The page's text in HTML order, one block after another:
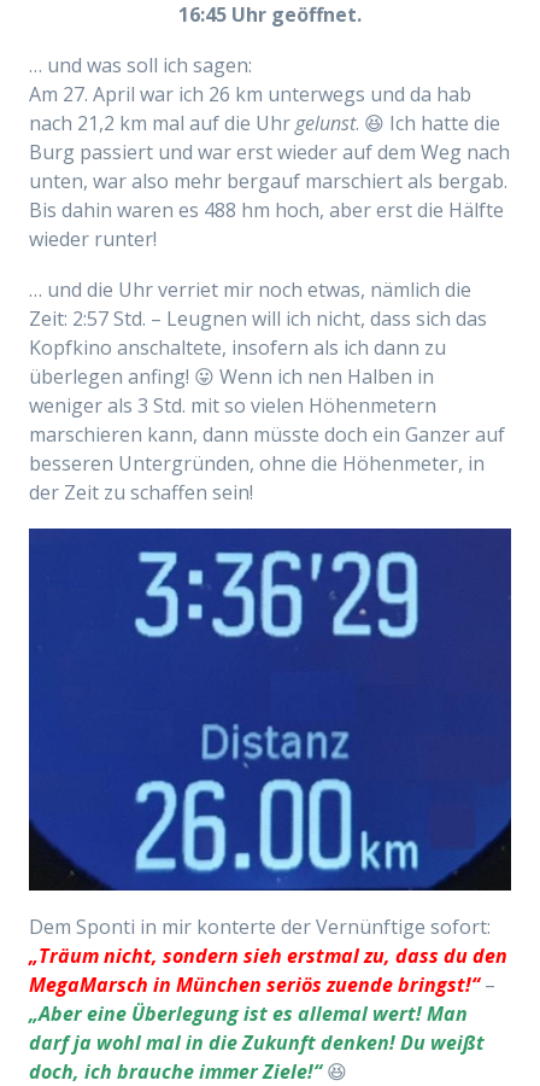
16:45 Uhr geöffnet.
… und was soll ich sagen:
Am 27. April war ich 26 km unterwegs und da hab
nach 21,2 km mal auf die Uhrgelunst. 😆 Ich hatte die
Burg passiert und war erst wieder auf dem Weg nach
unten, war also mehr bergauf marschiert als bergab.
Bis dahin waren es 488 hm hoch, aber erst die Hälfte
wieder runter!
… und die Uhr verriet mir noch etwas, nämlich die
Zeit: 2:57 Std. – Leugnen will ich nicht, dass sich das
Kopfkino anschaltete, insofern als ich dann zu
überlegen anfing! 😛 Wenn ich nen Halben in
weniger als 3 Std. mitso vielen Höhenmetern
marschieren kann, dann müsste doch ein Ganzer auf
besseren Untergründen, ohne die Höhenmeter, in
der Zeit zu schaffen sein!
Dem Sponti in mir konterte der Vernünftige sofort:
„Träum nicht, sondern sieh erstmal zu, dass du den
MegaMarsch in München seriös zuende bringst!“–
„Aber eine Überlegung ist es allemal wert! Man
darf ja wohl mal in die Zukunft denken! Du weißt
doch, ich brauche immer Ziele!“😆